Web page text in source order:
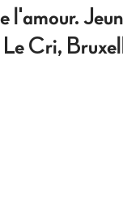
l'amour.
Cri,